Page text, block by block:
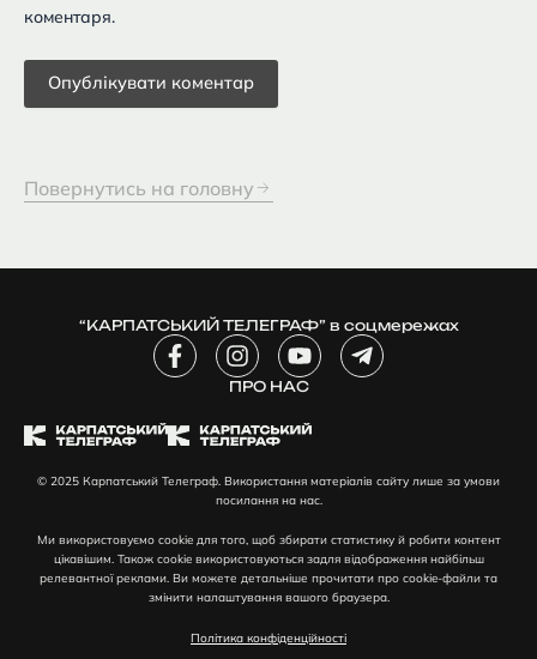
коментаря.
Повернутись на головну
“КАРПАТСЬКИЙ ТЕЛЕГРАФ” в соцмережах
F
a
b
o
-
f
I
n
s
a
r
a
m
Y
o
u
t
u
e
T
e
a
-
p
l
a
ПРО НАС
© 2025 Карпатський Телеграф. Використання матеріалів сайту лише за умови
посилання на нас.
Ми використовуємо cookie для того, щоб збирати статистику й робити контент
цікавішим. Також cookie використовуються задля відображення найбільш
релевантної реклами. Ви можете детальніше прочитати про cookie-файли та
змінити налаштування вашого браузера.
Політика конфіденційності